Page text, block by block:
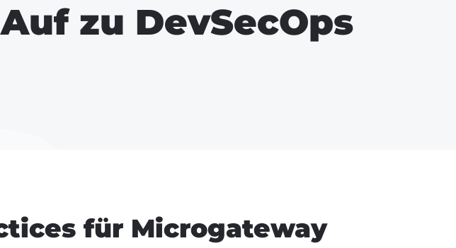
Auf zu DevSecOps
für Microgateway